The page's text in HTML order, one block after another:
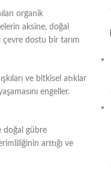
organik
aksine, doğal
çevre dostu bir tarım
ve bitkisel atıklar
engeller.
doğal gübre
arttığı ve